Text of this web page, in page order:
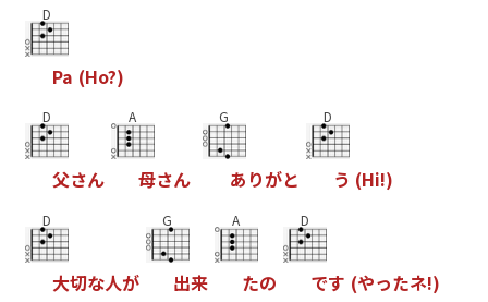
D
Pa (Ho?)
D
父さん
A
母さん
G
あ りがと
D
う (Hi!)
D
大切な人が
G
出来
A
たの
D
です (やったネ!)